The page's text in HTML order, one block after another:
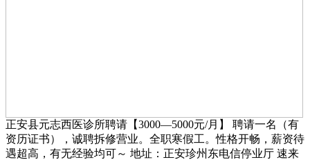
正安县元志西医诊所聘请【3000—5000元/月】 聘请一名（有
资历证书），诚聘拆修营业。全职寒假工。性格开畅，薪资待
遇超高，有无经验均可～ 地址：正安珍州东电信停业厅 速来